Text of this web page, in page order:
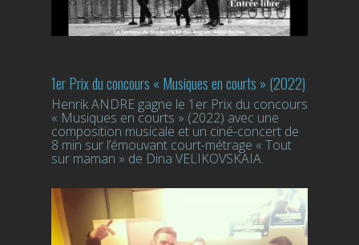
1er Prix du concours « Musiques en courts » (2022)
Henrik ANDRE gagne le 1er Prix du concours
« Musiques en courts » (2022) avec une
composition musicale et un ciné-concert de
8 min sur l’émouvant court-métrage « Tout
sur maman » de Dina VELIKOVSKAIA.